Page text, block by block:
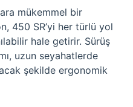
mükemmel bir
450 SR’yi her türlü yol
hale getirir. Sürüş
uzun seyahatlerde
şekilde ergonomik